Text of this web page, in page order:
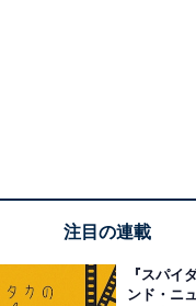
注目の連載
『スパイ
ンド・ニ